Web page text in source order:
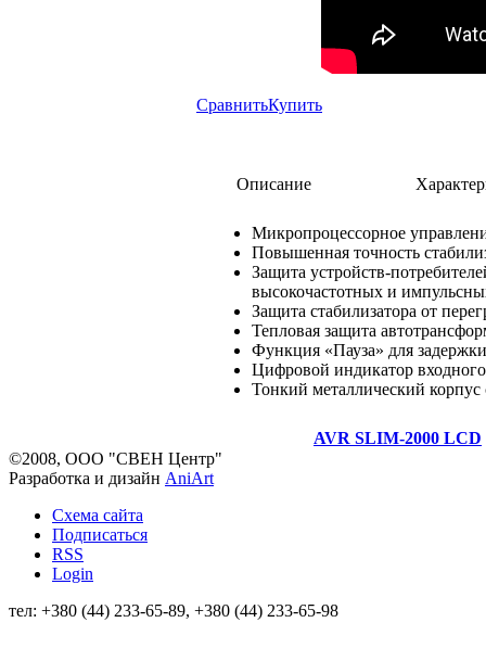
СравнитьКупить
Описание
Микропроцессорное
Повышенная точность
Защита устройств-
высокочастотных и
Защита стабилизатора от
Тепловая защита
Функция «Пауза» для
Цифровой индикатор
Тонкий металлический
AVR SLIM-2000 LCD
©2008, ООО "СВЕН Центр"
Разработка и дизайн AniArt
Схема сайта
Подписаться
RSS
Login
тел: +380 (44) 233-65-89, +380 (44) 233-65-98